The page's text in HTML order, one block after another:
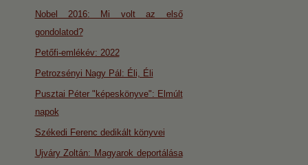
Nobel 2016: Mi volt az első
gondolatod?
Petőfi-emlékév: 2022
Petrozsényi Nagy Pál: Éli, Éli
Pusztai Péter "képeskönyve": Elmúlt
napok
Székedi Ferenc dedikált könyvei
Ujváry Zoltán: Magyarok deportálása